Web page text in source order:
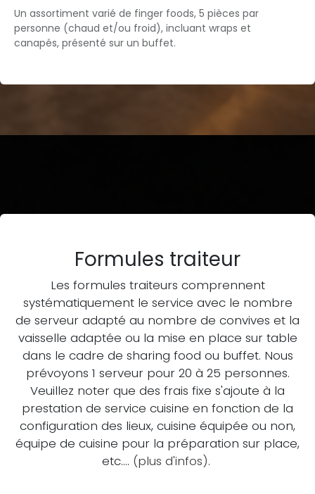
Un assortiment varié de finger foods, 5 pièces par
personne (chaud et/ou froid), incluant wraps et
canapés, présenté sur un buffet.
Formules traiteur
Les formules traiteurs comprennent
systématiquement le service avec le nombre
de serveur adapté au nombre de convives et la
vaisselle adaptée ou la mise en place sur table
dans le cadre de sharing food ou buffet. Nous
prévoyons 1 serveur pour 20 à 25 personnes.
Veuillez noter que des frais fixe s'ajoute à la
prestation de service cuisine en fonction de la
configuration des lieux, cuisine équipée ou non,
équipe de cuisine pour la préparation sur place,
etc.... (plus d'infos).